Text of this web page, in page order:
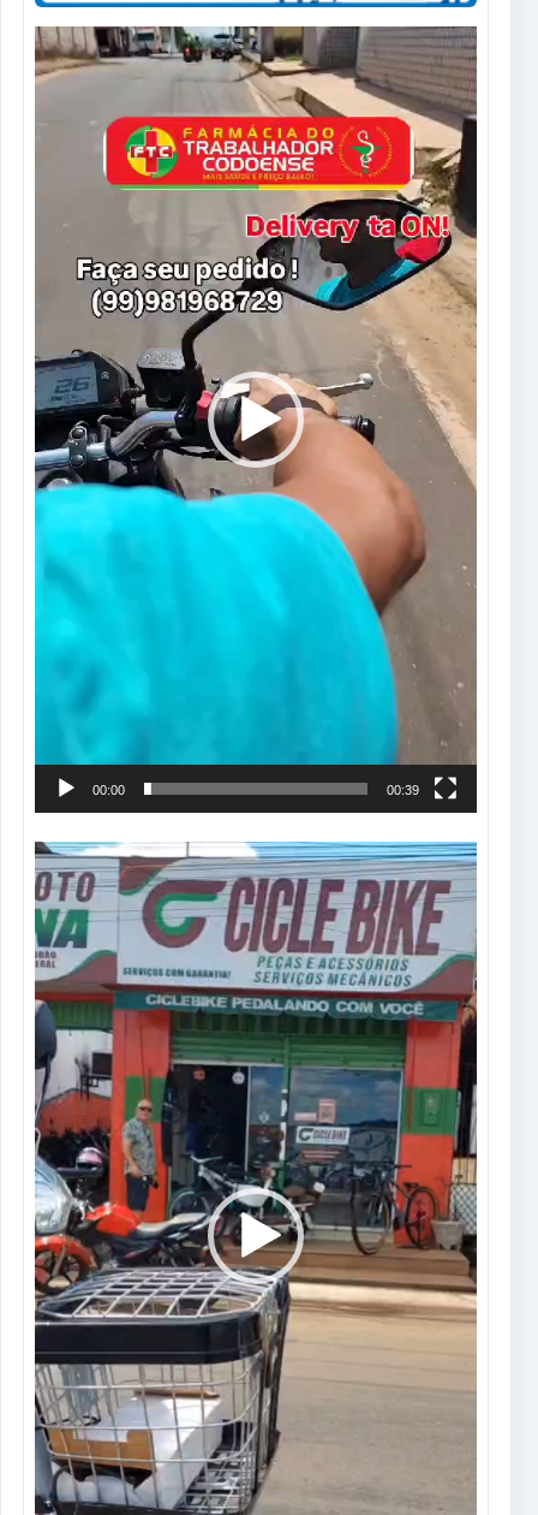
Tocador
de
00:00 00:39
Tocador
de
vídeo